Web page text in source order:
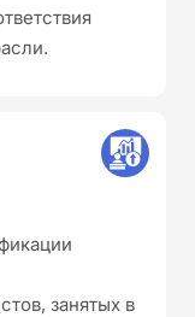
занятых в